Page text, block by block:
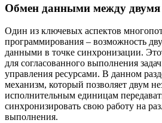
Обмен данными между двумя
Один из ключевых аспектов
программирования – возможность
данными в точке синхронизации.
для согласованного выполнения
управления ресурсами. В данном
механизм, который позволяет двум
исполнительным единицам
синхронизировать свою работу на
выполнения.